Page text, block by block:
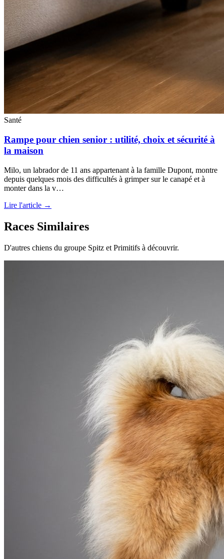
Santé
Rampe pour chien senior : utilité, choix et sécurité à
la maison
Milo, un labrador de 11 ans appartenant à la famille Dupont, montre
depuis quelques mois des difficultés à grimper sur le canapé et à
monter dans la v…
Lire l'article →
Races Similaires
D'autres chiens du groupe Spitz et Primitifs à découvrir.